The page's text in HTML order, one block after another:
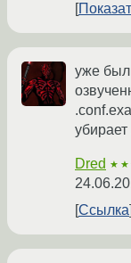
уже был
Dred
Ссылка